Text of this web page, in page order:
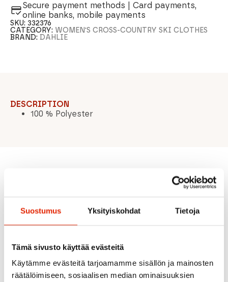
Suostumus Yksityiskohdat Tietoja
Tämä sivusto käyttää evästeitä
Käytämme evästeitä tarjoamamme sisällön ja mainosten
räätälöimiseen, sosiaalisen median ominaisuuksien
Secure payment methods | Card payments,
online banks, mobile payments
SKU: 332376
CATEGORY: WOMEN'S CROSS-COUNTRY SKI CLOTHES
BRAND:DAHLIE
DESCRIPTION
100 % Polyester
Recommended for you